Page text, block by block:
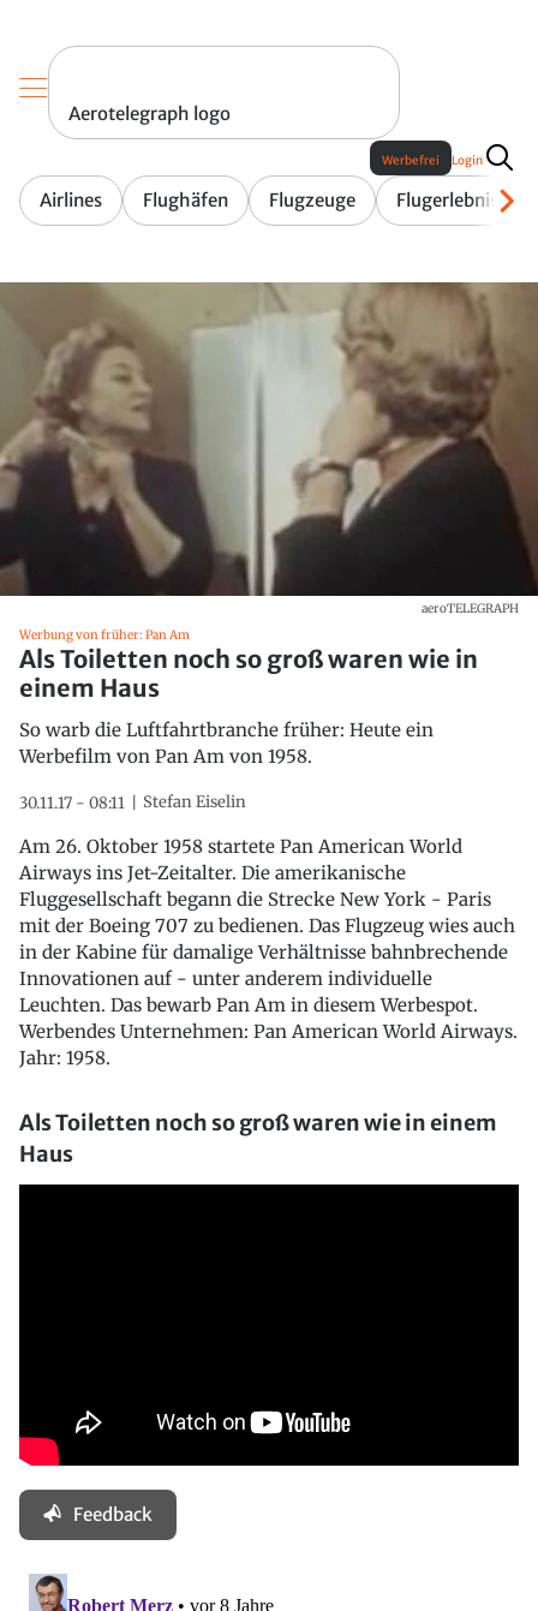
Aerotelegraph logo
Airlines Flughäfen Flugzeuge Flugerlebnis
Werbefrei Login
aeroTELEGRAPH
Werbung von früher: Pan Am
Als Toiletten noch so groß waren wie in
einem Haus
So warb die Luftfahrtbranche früher: Heute ein
Werbefilm von Pan Am von 1958.
30.11.17 - 08:11 Stefan Eiselin
Am 26. Oktober 1958 startete Pan American World
Airways ins Jet-Zeitalter. Die amerikanische
Fluggesellschaft begann die Strecke New York - Paris
mit der Boeing 707 zu bedienen. Das Flugzeug wies auch
in der Kabine für damalige Verhältnisse bahnbrechende
Innovationen auf - unter anderem individuelle
Leuchten. Das bewarb Pan Am in diesem Werbespot.
Werbendes Unternehmen: Pan American World Airways.
Jahr: 1958.
Als Toiletten noch so groß waren wie in einem
Haus
Feedback